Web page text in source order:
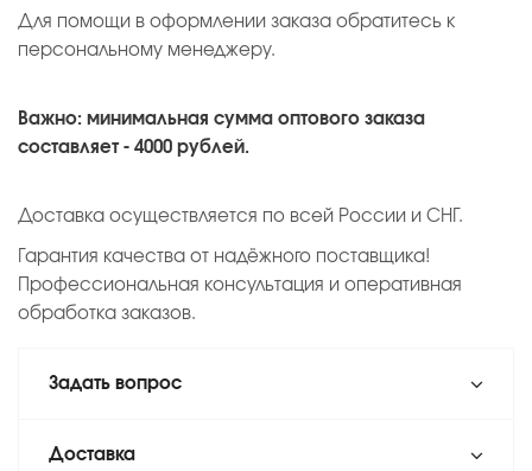
Для помощи в оформлении заказа обратитесь к
персональному менеджеру.
Важно: минимальная сумма оптового заказа
составляет - 4000 рублей.
Доставка осуществляется по всей России и СНГ.
Гарантия качества от надёжного поставщика!
Профессиональная консультация и оперативная
обработка заказов.
Задать вопрос
Доставка